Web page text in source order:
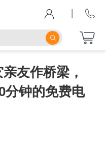
|
友作桥梁，
分钟的免费电